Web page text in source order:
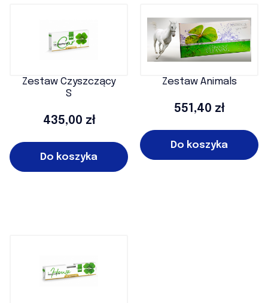
Zestaw Czyszczący
S
Cena
435,00 zł
Do koszyka
Zestaw Animals
Cena
551,40 zł
Do koszyka